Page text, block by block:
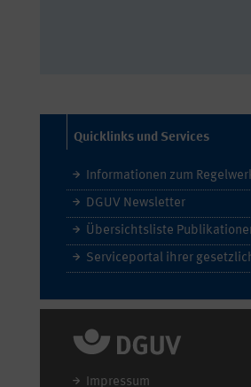
Quicklinks und Services
Informationen zum
DGUV Newsletter
Übersichtsliste
Serviceportal ihrer
Impressum